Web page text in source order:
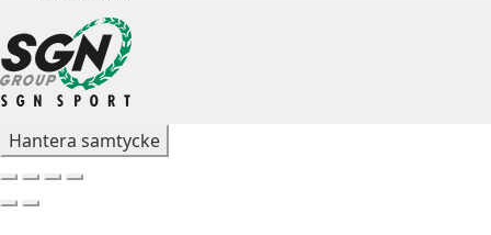
Hantera samtycke